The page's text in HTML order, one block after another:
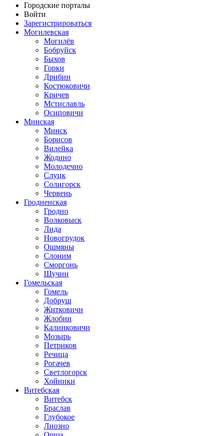
Городские порталы
Войти
Зарегистрироваться
Могилевская
Могилёв
Бобруйск
Быхов
Горки
Дрибин
Костюковичи
Кричев
Мстиславль
Осиповичи
Минская
Минск
Борисов
Вилейка
Жодино
Молодечно
Слуцк
Солигорск
Червень
Гродненская
Гродно
Волковыск
Лида
Новогрудок
Ошмяны
Слоним
Сморгонь
Щучин
Гомельская
Гомель
Добруш
Житковичи
Жлобин
Калинковичи
Мозырь
Петриков
Речица
Рогачев
Светлогорск
Хойники
Витебская
Витебск
Браслав
Глубокое
Лиозно